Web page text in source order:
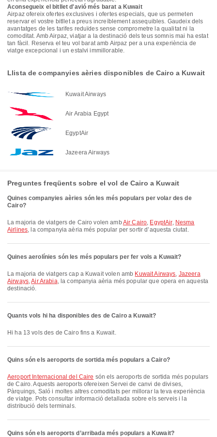
Aconsegueix el bitllet d'avió més barat a Kuwait
Airpaz ofereix ofertes exclusives i ofertes especials, que us permeten
reservar el vostre bitllet a preus increïblement assequibles. Gaudeix dels
avantatges de les tarifes reduïdes sense comprometre la qualitat ni la
comoditat. Amb Airpaz, viatjar a la destinació dels teus somnis mai ha estat
tan fàcil. Reserva el teu vol barat amb Airpaz per a una experiència de
viatge excepcional i un estalvi immillorable.
Llista de companyies aèries disponibles de Cairo a Kuwait
Kuwait Airways
Air Arabia Egypt
EgyptAir
Jazeera Airways
Preguntes freqüents sobre el vol de Cairo a Kuwait
Quines companyies aèries són les més populars per volar des de
Cairo?
La majoria de viatgers de Cairo volen ambAir Cairo, EgyptAir, Nesma
Airlines, la companyia aèria més popular per sortir d’aquesta ciutat.
Quines aerolínies són les més populars per fer vols a Kuwait?
La majoria de viatgers cap a Kuwait volen amb Kuwait Airways, Jazeera
Airways,Air Arabia, la companyia aèria més popular que opera en aquesta
destinació.
Quants vols hi ha disponibles des de Cairo a Kuwait?
Hi ha 13 vols des de Cairo fins a Kuwait.
Quins són els aeroports de sortida més populars a Cairo?
Aeroport Internacional del Caire són els aeroports de sortida més populars
de Cairo. Aquests aeroports ofereixen Servei de canvi de divises,
Pàrquings, Saló i moltes altres comoditats per millorar la teva experiència
de viatge. Pots consultar informació detallada sobre els serveis i la
distribució dels terminals.
Quins són els aeroports d’arribada més populars a Kuwait?